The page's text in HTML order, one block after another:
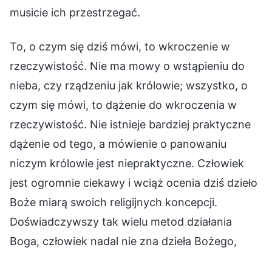
musicie ich przestrzegać.
To, o czym się dziś mówi, to wkroczenie w
rzeczywistość. Nie ma mowy o wstąpieniu do
nieba, czy rządzeniu jak królowie; wszystko, o
czym się mówi, to dążenie do wkroczenia w
rzeczywistość. Nie istnieje bardziej praktyczne
dążenie od tego, a mówienie o panowaniu
niczym królowie jest niepraktyczne. Człowiek
jest ogromnie ciekawy i wciąż ocenia dziś dzieło
Boże miarą swoich religijnych koncepcji.
Doświadczywszy tak wielu metod działania
Boga, człowiek nadal nie zna dzieła Bożego,